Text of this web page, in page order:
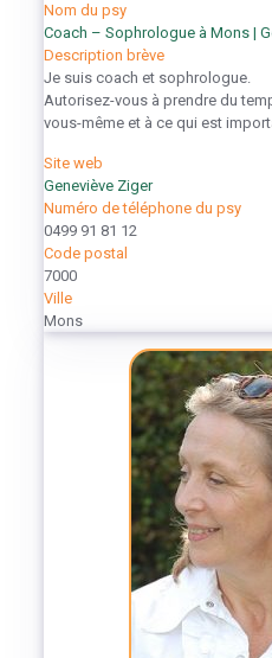
Nom du psy
Coach – Sophrologue à Mons |
Description brève
Je suis coach et sophrologue.
Autorisez-vous à prendre du
vous-même et à ce qui est
Site web
Geneviève Ziger
Numéro de téléphone du psy
0499 91 81 12
Code postal
7000
Ville
Mons